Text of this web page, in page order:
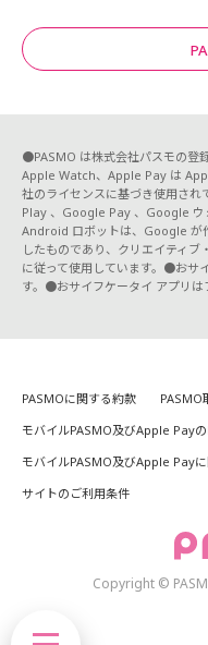
●PASMO は株式会社パスモの登
Apple Watch、Apple Pay は
社のライセンスに基づき使用さ
Play 、Google Pay 、Google
Android ロボットは、Google が
したものであり、クリエイティ
に従って使用しています。●おサ
す。●おサイフケータイ アプリは
PASMOに関する約款
PASMO
モバイルPASMO及びApple Pay
モバイルPASMO及びApple Pay
サイトのご利用条件
Copyright ©